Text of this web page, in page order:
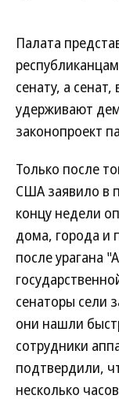
Палата
сенату, а
удерживают
законопроект
Только после
США заявило в
концу недели
дома, города и
после урагана
сенаторы сели
они нашли
сотрудники
подтвердили,
несколько